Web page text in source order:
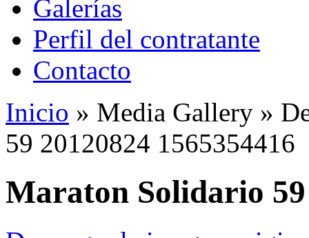
Galerías
Perfil del contratante
Contacto
Inicio » Media Gallery »
59 20120824 1565354416
Maraton Solidario 59